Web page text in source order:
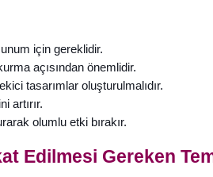
için gereklidir.
açısından önemlidir.
tasarımlar oluşturulmalıdır.
artırır.
olumlu etki bırakır.
Edilmesi Gereken